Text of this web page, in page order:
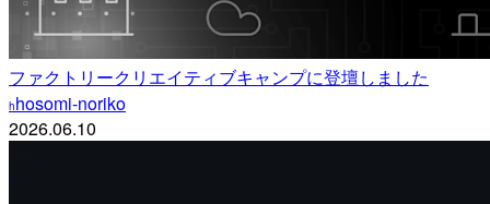
ファクトリークリエイティブキャンプに登壇しました
hhosomi-noriko
2026.06.10